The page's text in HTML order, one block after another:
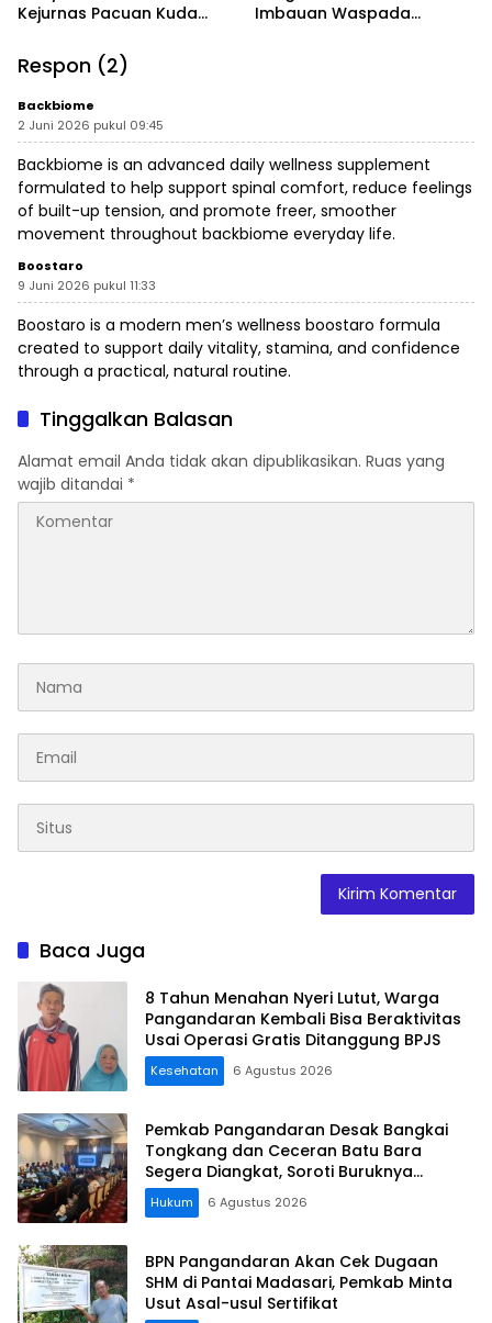
Kejurnas Pacuan Kuda
Legokjawa
Imbauan Waspada
Respon (2)
Backbiome
2 Juni 2026 pukul 09:45
Backbiome is an advanced daily wellness supplement
formulated to help support spinal comfort, reduce feelings
of built-up tension, and promote freer, smoother
movement throughout backbiome everyday life.
Boostaro
9 Juni 2026 pukul 11:33
Boostaro is a modern men’s wellness boostaro formula
created to support daily vitality, stamina, and confidence
through a practical, natural routine.
Tinggalkan Balasan
Alamat email Anda tidak akan dipublikasikan. Ruas yang
wajib ditandai *
Baca Juga
8 Tahun Menahan Nyeri Lutut, Warga
Pangandaran Kembali Bisa Beraktivitas
Usai Operasi Gratis Ditanggung BPJS
Kesehatan 6 Agustus 2026
Pemkab Pangandaran Desak Bangkai
Tongkang dan Ceceran Batu Bara
Segera Diangkat, Soroti Buruknya
Koordinasi Perusahaan
Hukum 6 Agustus 2026
BPN Pangandaran Akan Cek Dugaan
SHM di Pantai Madasari, Pemkab Minta
Usut Asal-usul Sertifikat